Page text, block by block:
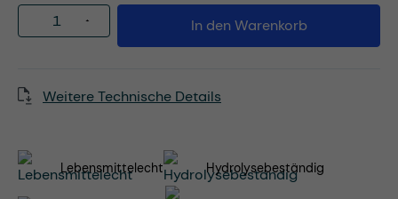
Produkt Anzahl: Gib den gewünschten
In den Warenkorb
Weitere Technische Details
Lebensmittelecht Hydrolysebeständig